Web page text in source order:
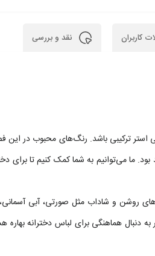
کاربران نقد و بررسی
استر ترکیبی باشد. رنگ‌های محبوب در
می‌توانیم به شما کمک کنیم تا برای دختر
های روشن و شاداب مثل صورتی، آبی
به دنبال هماهنگی برای لباس دخترانه